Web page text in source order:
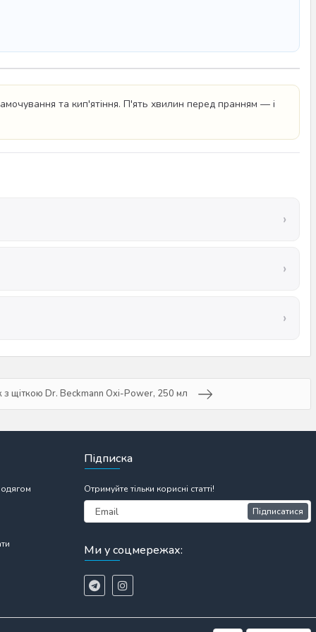
та кип'ятіння. П'ять хвилин перед пранням — і
з щіткою Dr. Beckmann Oxi-Power, 250 мл
Підписка
Отримуйте тільки корисні статті!
Підписатися
Ми у соцмережах: